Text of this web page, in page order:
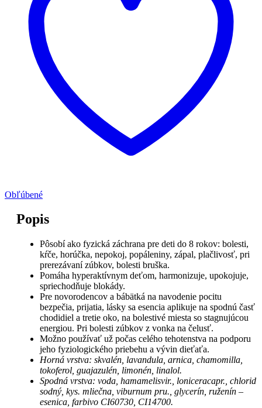
Obľúbené
Popis
Pôsobí ako fyzická záchrana pre deti do 8 rokov: bolesti,
kŕče, horúčka, nepokoj, popáleniny, zápal, plačlivosť, pri
prerezávaní zúbkov, bolesti bruška.
Pomáha hyperaktívnym deťom, harmonizuje, upokojuje,
spriechodňuje blokády.
Pre novorodencov a bábätká na navodenie pocitu
bezpečia, prijatia, lásky sa esencia aplikuje na spodnú časť
chodidiel a tretie oko, na bolestivé miesta so stagnujúcou
energiou. Pri bolesti zúbkov z vonka na čelusť.
Možno používať už počas celého tehotenstva na podporu
jeho fyziologického priebehu a vývin dieťaťa.
Horná vrstva: skvalén, lavandula, arnica, chamomilla,
tokoferol, guajazulén, limonén, linalol.
Spodná vrstva: voda, hamamelisvir., loniceracapr., chlorid
sodný, kys. mliečna, viburnum pru., glycerín, ruženín –
esenica, farbivo CI60730, CI14700.